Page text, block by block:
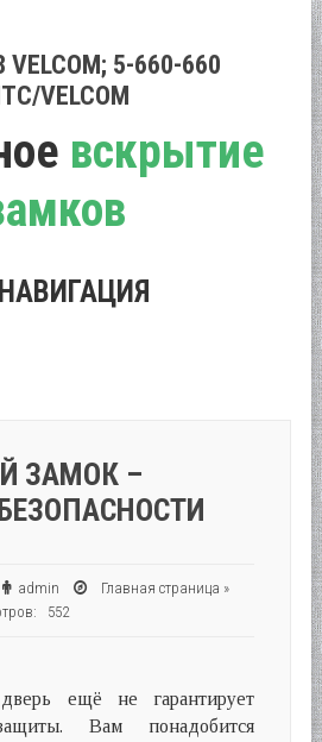
вскрытие
VELCOM; 5-660-660
VELCOM
НАВИГАЦИЯ
ЗАМОК –
admin Главная страница »
552
ещё не гарантирует
Вам понадобится